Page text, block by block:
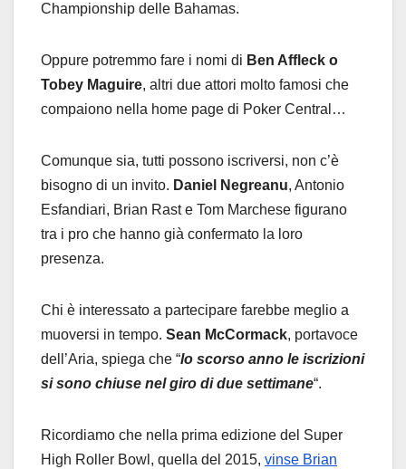
Championship delle Bahamas.
Oppure potremmo fare i nomi di Ben Affleck o
Tobey Maguire, altri due attori molto famosi che
compaiono nella home page di Poker Central…
Comunque sia, tutti possono iscriversi, non c’è
bisogno di un invito. Daniel Negreanu, Antonio
Esfandiari, Brian Rast e Tom Marchese figurano
tra i pro che hanno già confermato la loro
presenza.
Chi è interessato a partecipare farebbe meglio a
muoversi in tempo. Sean McCormack, portavoce
dell’Aria, spiega che “lo scorso anno le iscrizioni
si sono chiuse nel giro di due settimane“.
Ricordiamo che nella prima edizione del Super
High Roller Bowl, quella del 2015, vinse Brian